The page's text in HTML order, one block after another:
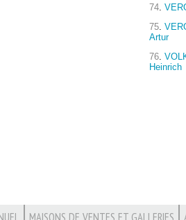
74.
75.
Artur
76.
Heinrich